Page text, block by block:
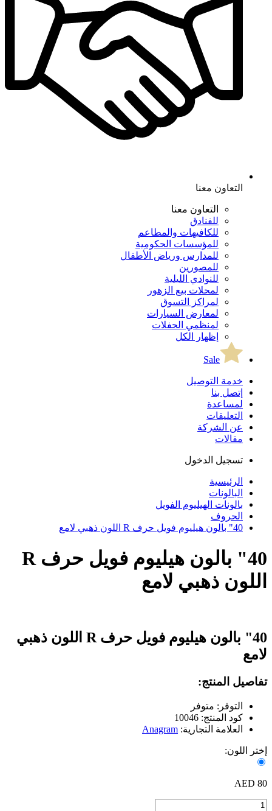
التعاون معنا
التعاون معنا
للفنادق
للكافيهات والمطاعم
للمؤسسات الحكومية
للمدارس ورياض الأطفال
للمصورين
للنوادي الليلية
لمحلات بيع الزهور
لمراكز التسوق
لمعارض السيارات
لمنظمي الحفلات
إظهار الكل
Sale
خدمة التوصيل
إتصل بنا
لمساعدة
التعليقات
عن الشركة
مقالات
تسجيل الدخول
الرئيسية
البالونات
بالونات الهيليوم الفويل
الحروف
40" بالون هيليوم فويل حرف R اللون ذهبي لامع
40" بالون هيليوم فويل حرف R
اللون ذهبي لامع
40" بالون هيليوم فويل حرف R اللون ذهبي
لامع
تفاصيل المنتج:
التوفر: متوفر
كود المنتج: 10046
العلامة التجارية: Anagram
إختر اللون:
80 AED